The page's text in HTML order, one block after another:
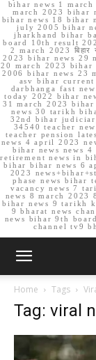
bihar news 1
march 2023 bihar
bihar news 18 bihar
july 2005 bihar
jharkhand bihar
board 10th result
2 march 2023
2023 bihar news 29
20 march 2023 bihar
2006 bihar news 23
asv bihar
darbhanga fast
today 2022 bihar
31 march 2023
news 30 tarikh
32nd bihar
34540 teacher
teacher pension
news 4 april 2023
bihar news news
retirement news in
bihar bihar news 6
2023
phase news bihar
vacancy news 7
news 8 march
bihar news 9 tarikh
9 bharat news
news bihar 9th
channel tv9
Home Tags
Tag: viral